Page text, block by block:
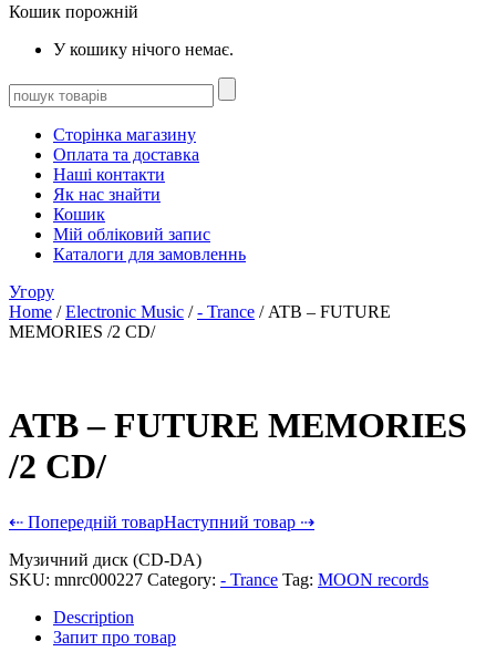
Кошик порожній
У кошику нічого немає.
Сторінка магазину
Оплата та доставка
Наші контакти
Як нас знайти
Кошик
Мій обліковий запис
Каталоги для замовленнь
Угору
Home /Electronic Music /- Trance / ATB – FUTURE
MEMORIES /2 CD/
ATB – FUTURE MEMORIES
/2 CD/
⇠ Попередній товарНаступний товар ⇢
Музичний диск (CD-DA)
SKU: mnrc000227 Category: - Trance Tag: MOON records
Description
Запит про товар